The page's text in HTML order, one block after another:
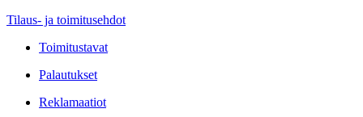
Tilaus- ja toimitusehdot
Toimitustavat
Palautukset
Reklamaatiot